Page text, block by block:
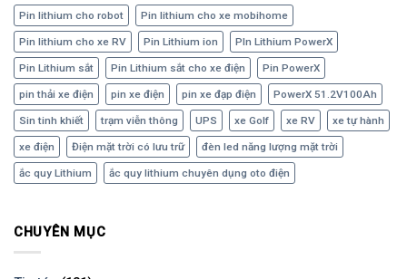
Pin lithium cho robot Pin lithium cho xe mobihome
Pin lithium cho xe RV Pin Lithium ion PIn Lithium PowerX
Pin Lithium sắt Pin Lithium sắt cho xe điện Pin PowerX
pin thải xe điện pin xe điện pin xe đạp điện PowerX 51.2V100Ah
Sin tinh khiết trạm viễn thông UPS xe Golf xe RV xe tự hành
xe điện Điện mặt trời có lưu trữ đèn led năng lượng mặt trời
ắc quy Lithium ắc quy lithium chuyên dụng oto điện
CHUYÊN MỤC